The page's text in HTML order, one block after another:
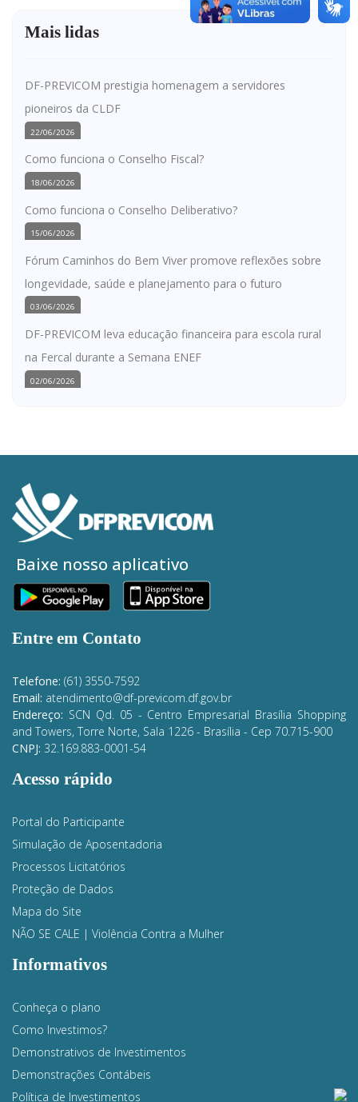
Mais lidas
DF-PREVICOM prestigia homenagem a servidores
pioneiros da CLDF
22/06/2026
Como funciona o Conselho Fiscal?
18/06/2026
Como funciona o Conselho Deliberativo?
15/06/2026
Fórum Caminhos do Bem Viver promove reflexões sobre
longevidade, saúde e planejamento para o futuro
03/06/2026
DF-PREVICOM leva educação financeira para escola rural
na Fercal durante a Semana ENEF
02/06/2026
Baixe nosso aplicativo
Entre em Contato
Telefone: (61) 3550-7592
Email: atendimento@df-previcom.df.gov.br
Endereço: SCN Qd. 05 - Centro Empresarial Brasília Shopping
and Towers, Torre Norte, Sala 1226 - Brasília - Cep 70.715-900
CNPJ: 32.169.883-0001-54
Acesso rápido
Portal do Participante
Simulação de Aposentadoria
Processos Licitatórios
Proteção de Dados
Mapa do Site
NÃO SE CALE | Violência Contra a Mulher
Informativos
Conheça o plano
Como Investimos?
Demonstrativos de Investimentos
Demonstrações Contábeis
Política de Investimentos